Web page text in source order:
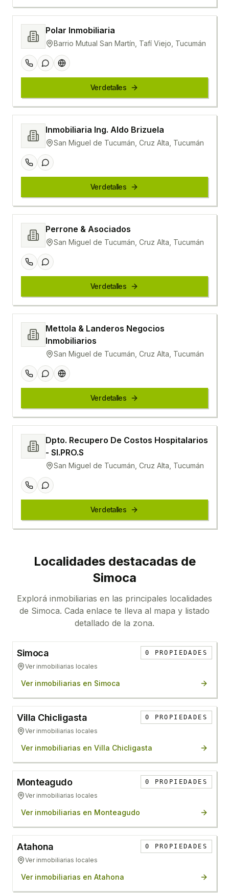
Polar Inmobiliaria
Barrio Mutual San Martín, Tafí Viejo, Tucumán
Ver detalles
Inmobiliaria Ing. Aldo Brizuela
San Miguel de Tucumán, Cruz Alta, Tucumán
Ver detalles
Perrone & Asociados
San Miguel de Tucumán, Cruz Alta, Tucumán
Ver detalles
Mettola & Landeros Negocios
Inmobiliarios
San Miguel de Tucumán, Cruz Alta, Tucumán
Ver detalles
Dpto. Recupero De Costos Hospitalarios
- SI.PRO.S
San Miguel de Tucumán, Cruz Alta, Tucumán
Ver detalles
Localidades destacadas de
Simoca
Explorá inmobiliarias en las principales localidades
de Simoca. Cada enlace te lleva al mapa y listado
detallado de la zona.
Simoca
Ver inmobiliarias locales
0 PROPIEDADES
Ver inmobiliarias en Simoca
Villa Chicligasta
Ver inmobiliarias locales
0 PROPIEDADES
Ver inmobiliarias en Villa Chicligasta
Monteagudo
Ver inmobiliarias locales
0 PROPIEDADES
Ver inmobiliarias en Monteagudo
Atahona
Ver inmobiliarias locales
0 PROPIEDADES
Ver inmobiliarias en Atahona